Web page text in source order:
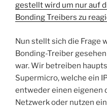
gestellt wird um nur auf
Bonding Treibers zu
Nun stellt sich die Frage
Bonding-Treiber
war. Wir betreiben
Supermicro, welche ein
entweder einen eigenen
Netzwerk oder nutzen